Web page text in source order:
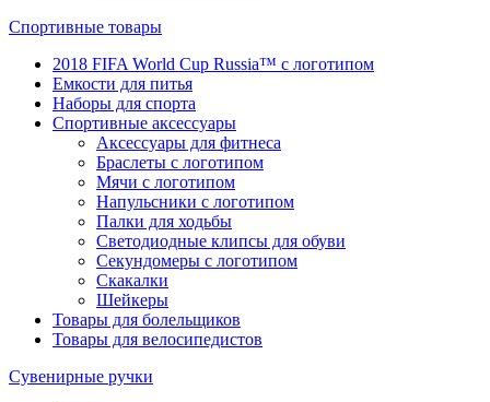
Спортивные товары
2018 FIFA World Cup Russia™ с логотипом
Емкости для питья
Наборы для спорта
Спортивные аксессуары
Аксессуары для фитнеса
Браслеты с логотипом
Мячи с логотипом
Напульсники с логотипом
Палки для ходьбы
Светодиодные клипсы для обуви
Секундомеры с логотипом
Скакалки
Шейкеры
Товары для болельщиков
Товары для велосипедистов
Сувенирные ручки